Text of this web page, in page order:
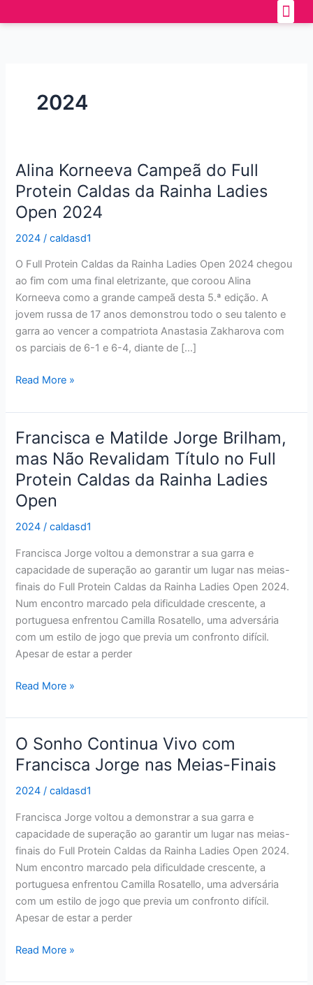
to
2024
Alina Korneeva Campeã do Full
Protein Caldas da Rainha Ladies
Open 2024
2024 /caldasd1
O Full Protein Caldas da Rainha Ladies Open 2024 chegou
ao fim com uma final eletrizante, que coroou Alina
Korneeva como a grande campeã desta 5.ª edição. A
jovem russa de 17 anos demonstrou todo o seu talento e
garra ao vencer a compatriota Anastasia Zakharova com
os parciais de 6-1 e 6-4, diante de […]
Alina
Korneeva
Campeã
do
Full
Caldas
da
Rainha
Ladies
Open
2024
Read More »
Francisca e Matilde Jorge Brilham,
mas Não Revalidam Título no Full
Protein Caldas da Rainha Ladies
Open
2024 /caldasd1
Francisca Jorge voltou a demonstrar a sua garra e
capacidade de superação ao garantir um lugar nas meias-
finais do Full Protein Caldas da Rainha Ladies Open 2024.
Num encontro marcado pela dificuldade crescente, a
portuguesa enfrentou Camilla Rosatello, uma adversária
com um estilo de jogo que previa um confronto difícil.
Apesar de estar a perder
Francisca
Matilde
Jorge
Brilham,
Revalidam
Título
no
Full
Protein
Caldas
da
Ladies
Read More »
O Sonho Continua Vivo com
Francisca Jorge nas Meias-Finais
2024 /caldasd1
Francisca Jorge voltou a demonstrar a sua garra e
capacidade de superação ao garantir um lugar nas meias-
finais do Full Protein Caldas da Rainha Ladies Open 2024.
Num encontro marcado pela dificuldade crescente, a
portuguesa enfrentou Camilla Rosatello, uma adversária
com um estilo de jogo que previa um confronto difícil.
Apesar de estar a perder
O
Sonho
Continua
Vivo
Francisca
Jorge
nas
Meias-
Finais
Read More »